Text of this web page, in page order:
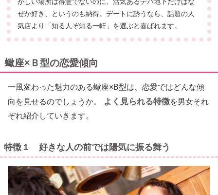
ぜか好き、というのも納得。デートに誘うなら、話題の人
気店より「知る人ぞ知る一軒」を選ぶと喜ばれます。
蠍座×Ｂ型の恋愛傾向
一風変わった魅力のある蠍座×B型は、恋愛ではどんな傾
向を見せるのでしょうか。
よく見られる特徴を男女それ
ぞれ紹介していきます。
特徴１ 好きな人の前では陽気に振る舞う